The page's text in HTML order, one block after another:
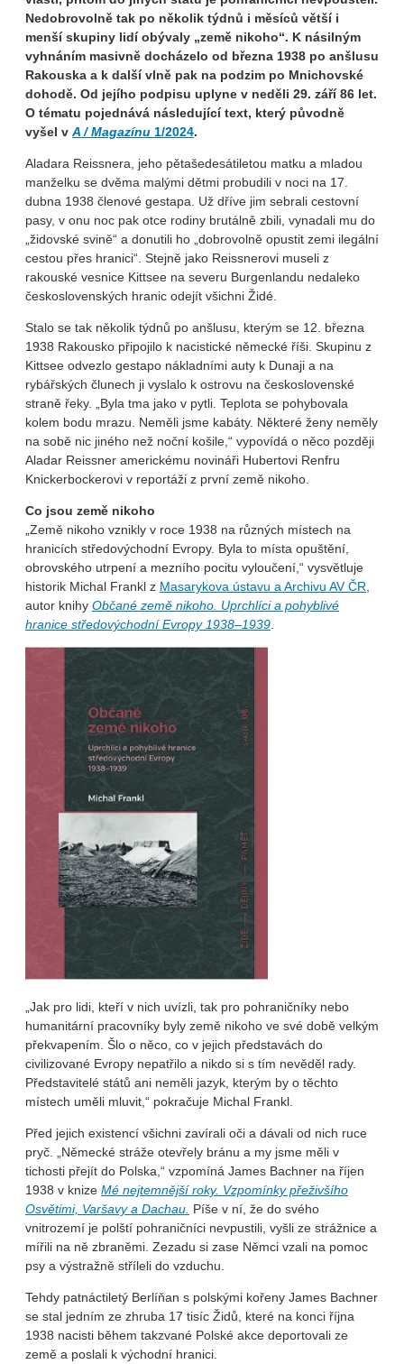
Nedobrovolně tak po několik týdnů i měsíců větší i
menší skupiny lidí obývaly „země nikoho“. K násilným
vyhnáním masivně docházelo od března 1938 po anšlusu
Rakouska a k další vlně pak na podzim po Mnichovské
dohodě. Od jejího podpisu uplyne v neděli 29. září 86 let.
O tématu pojednává následující text, který původně
vyšel v A / Magazínu 1/2024.
Aladara Reissnera, jeho pětašedesátiletou matku a mladou
manželku se dvěma malými dětmi probudili v noci na 17.
dubna 1938 členové gestapa. Už dříve jim sebrali cestovní
pasy, v onu noc pak otce rodiny brutálně zbili, vynadali mu do
„židovské svině“ a donutili ho „dobrovolně opustit zemi ilegální
cestou přes hranici“. Stejně jako Reissnerovi museli z
rakouské vesnice Kittsee na severu Burgenlandu nedaleko
československých hranic odejít všichni Židé.
Stalo se tak několik týdnů po anšlusu, kterým se 12. března
1938 Rakousko připojilo k nacistické německé říši. Skupinu z
Kittsee odvezlo gestapo nákladními auty k Dunaji a na
rybářských člunech ji vyslalo k ostrovu na československé
straně řeky. „Byla tma jako v pytli. Teplota se pohybovala
kolem bodu mrazu. Neměli jsme kabáty. Některé ženy neměly
na sobě nic jiného než noční košile,“ vypovídá o něco později
Aladar Reissner americkému novináři Hubertovi Renfru
Knickerbockerovi v reportáži z první země nikoho.
Co jsou země nikoho
„Země nikoho vznikly v roce 1938 na různých místech na
hranicích středovýchodní Evropy. Byla to místa opuštění,
obrovského utrpení a mezního pocitu vyloučení,“ vysvětluje
historik Michal Frankl z Masarykova ústavu a Archivu AV ČR,
autor knihy Občané země nikoho. Uprchlíci a pohyblivé
hranice středovýchodní Evropy 1938–1939.
„Jak pro lidi, kteří v nich uvízli, tak pro pohraničníky nebo
humanitární pracovníky byly země nikoho ve své době velkým
překvapením. Šlo o něco, co v jejich představách do
civilizované Evropy nepatřilo a nikdo si s tím nevěděl rady.
Představitelé států ani neměli jazyk, kterým by o těchto
místech uměli mluvit,“ pokračuje Michal Frankl.
Před jejich existencí všichni zavírali oči a dávali od nich ruce
pryč. „Německé stráže otevřely bránu a my jsme měli v
tichosti přejít do Polska,“ vzpomíná James Bachner na říjen
1938 v knize Mé nejtemnější roky. Vzpomínky přeživšího
Osvětimi, Varšavy a Dachau. Píše v ní, že do svého
vnitrozemí je polští pohraničníci nevpustili, vyšli ze strážnice a
mířili na ně zbraněmi. Zezadu si zase Němci vzali na pomoc
psy a výstražně stříleli do vzduchu.
Tehdy patnáctiletý Berlíňan s polskými kořeny James Bachner
se stal jedním ze zhruba 17 tisíc Židů, které na konci října
1938 nacisti během takzvané Polské akce deportovali ze
země a poslali k východní hranici.